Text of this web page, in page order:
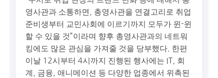
영사관과 소통하면, 총영사관을 연결고리로 취업
준비생부터 교민사회에 이르기까지 모두가 윈-윈
할 수 있을 것”이라며 향후 총영사관과의 네트워
킹에도 많은 관심을 가져줄 것을 당부했다. 한편
이날 12시부터 4시까지 진행된 행사에는 IT, 회
계, 금융, 애니메이션 등 다양한 업종에서 위촉된